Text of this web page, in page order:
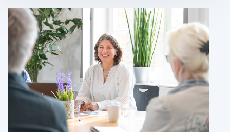
KONTAKT
Ebertstraße 80 | 26382 Wilhelmshaven
kontakt@format-docu.de